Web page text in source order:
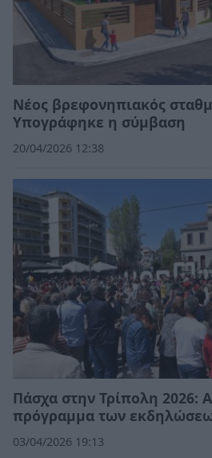
Νέος βρεφονηπιακός
Υπογράφηκε η σύμβαση
20/04/2026 12:38
Πάσχα στην Τρίπολη 2026:
πρόγραμμα των
03/04/2026 19:13